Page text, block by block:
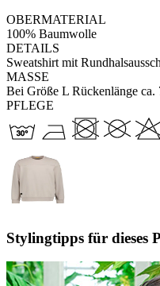
OBERMATERIAL
100% Baumwolle
DETAILS
Sweatshirt mit
MASSE
Bei Größe L Rückenlänge
PFLEGE
Stylingtipps für dieses